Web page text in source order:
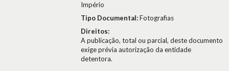
Império
Tipo Documental:Fotografias
Direitos:
A publicação, total ou parcial, deste documento
exige prévia autorização da entidade
detentora.